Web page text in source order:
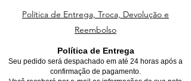
Política de Entrega, Troca, Devolução e
Reembolso
Política de Entrega
Seu pedido será despachado em até 24 horas após a
confirmação de pagamento.